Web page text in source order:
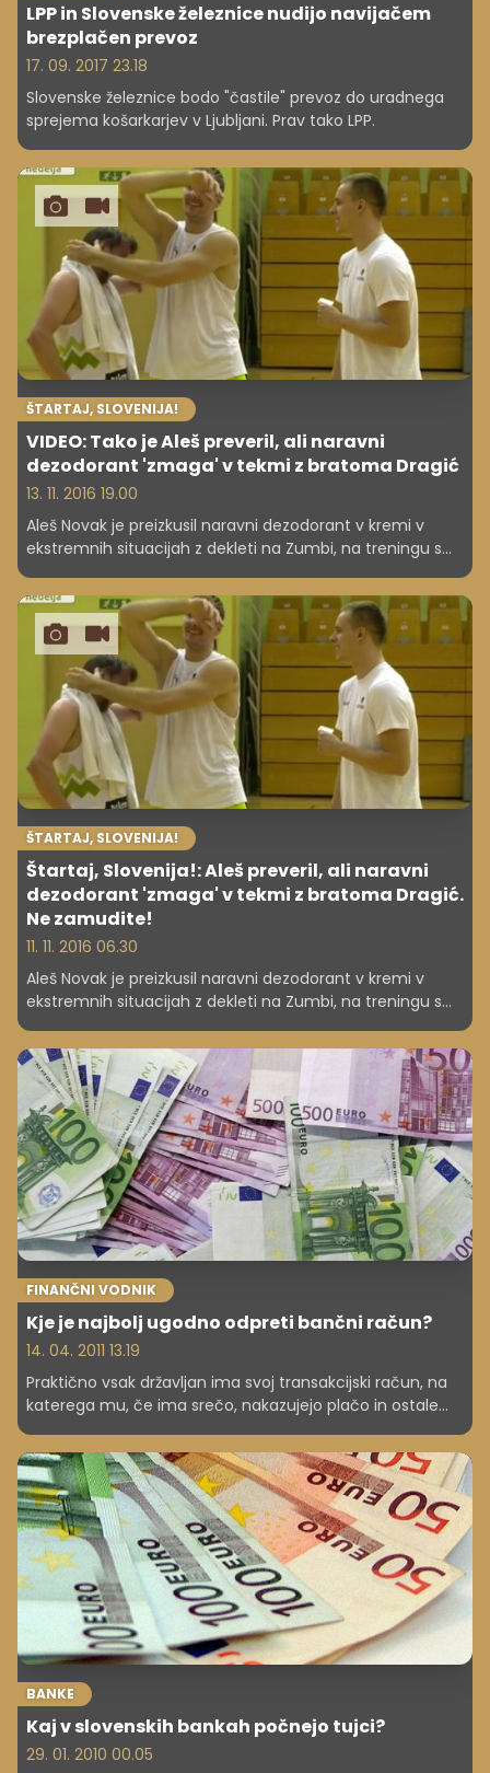
LPP in Slovenske železnice nudijo navijačem
brezplačen prevoz
17. 09. 2017 23.18
Slovenske železnice bodo "častile" prevoz do uradnega
sprejema košarkarjev v Ljubljani. Prav tako LPP.
ŠTARTAJ, SLOVENIJA!
VIDEO: Tako je Aleš preveril, ali naravni
dezodorant 'zmaga' v tekmi z bratoma Dragić
13. 11. 2016 19.00
Aleš Novak je preizkusil naravni dezodorant v kremi v
ekstremnih situacijah z dekleti na Zumbi, na treningu s
košarkarsko reprezentanco in na stand-up nastopu s
Pižamo. Ugotovil je, da deluje tudi, ko se veliko potiš.
ŠTARTAJ, SLOVENIJA!
Štartaj, Slovenija!: Aleš preveril, ali naravni
dezodorant 'zmaga' v tekmi z bratoma Dragić.
Ne zamudite!
11. 11. 2016 06.30
Aleš Novak je preizkusil naravni dezodorant v kremi v
ekstremnih situacijah z dekleti na Zumbi, na treningu s
Pižamo. Ugotovil je, da deluje tudi, ko se veliko potiš.
FINANČNI VODNIK
Kje je najbolj ugodno odpreti bančni račun?
14. 04. 2011 13.19
Praktično vsak državljan ima svoj transakcijski račun, na
katerega mu, če ima srečo, nakazujejo plačo in ostale
precej velike.
BANKE
Kaj v slovenskih bankah počnejo tujci?
29. 01. 2010 00.05